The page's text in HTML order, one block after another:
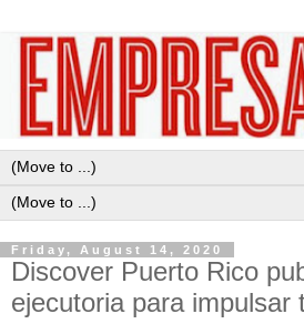
Friday, August 14, 2020
Discover Puerto Rico
ejecutoria para impulsar